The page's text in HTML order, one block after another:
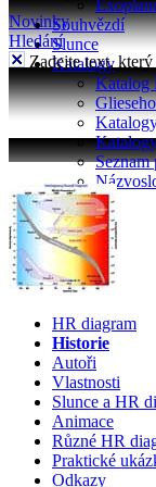
Souhvězdí
Slunce
Katalogy
Katalog
Seznam
Novinky
Hledání
Zadejte text,
HR diagram
Historie
Autoři
Vlastnosti
Slunce a HR
Animace
Různé HR
Praktické
Odkazy